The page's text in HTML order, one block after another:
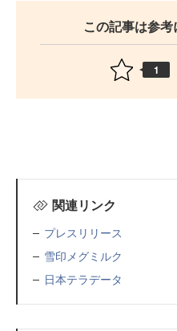
この記事は参
1
関連リンク
プレスリリース
雪印メグミルク
日本テラデータ